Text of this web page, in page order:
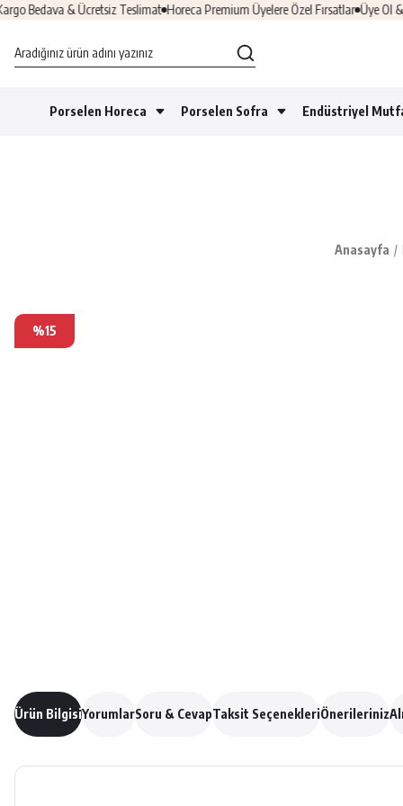
& Ücretsiz Teslimat Horeca Premium Üyelere Özel Fırsatlar Üye Ol &
Porselen Horeca Porselen Sofra Endüstriyel
Anasayfa
%15
Ürün BilgisiYorumlarSoru & CevapTaksit SeçenekleriÖnerileriniz